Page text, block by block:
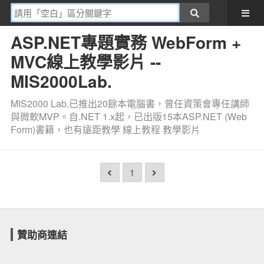
ASP.NET專題實務 WebForm +
MVC線上教學影片 --
MIS2000Lab.
MIS2000 Lab.已推出20餘本電腦書，曾任資策會專任講師
與微軟MVP。自.NET 1.x起，已出版15本ASP.NET (Web
Form)書籍，也有遠距教學 線上教程 教學影片
1
贊助商連結